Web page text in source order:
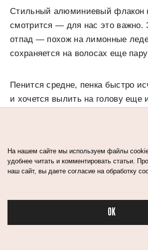
Стильный алюминиевый флакон
смотрится — для нас это важно.
отпад — похож на лимонные
сохраняется на волосах еще
Пенится средне, пенка быстро
и хочется вылить на голову еще
Учитывая объем флакона в 330
и длинные волосы.
Волосы после применения легко
и не путаются. Но после сушки
На нашем сайте мы используем файлы
удобнее читать и комментировать статьи.
наш сайт, вы даете согласие на обработку
OK